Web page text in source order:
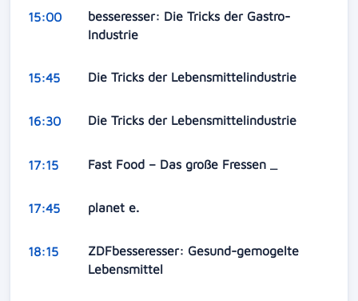
15:00
besseresser: Die Tricks der Gastro-
Industrie
15:45 Die Tricks der Lebensmittelindustrie
16:30 Die Tricks der Lebensmittelindustrie
17:15 Fast Food – Das große Fressen _
17:45 planet e.
18:15
ZDFbesseresser: Gesund-gemogelte
Lebensmittel